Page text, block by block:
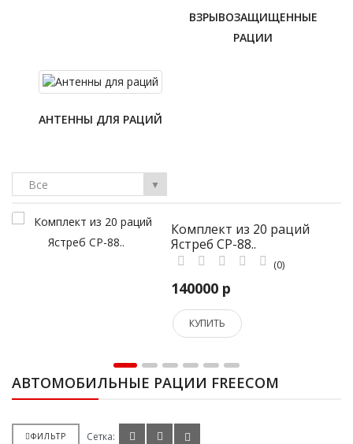
ВЗРЫВОЗАЩИЩЕННЫЕ
РАЦИИ
АНТЕННЫ ДЛЯ РАЦИЙ
Все ▼
Комплект из 20 раций
Ястреб СР-88..
(0)
140000 р
КУПИТЬ
АВТОМОБИЛЬНЫЕ РАЦИИ FREECOM
ФИЛЬТР Сетка: